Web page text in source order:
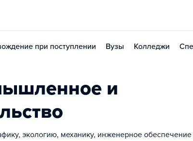
при поступлении Вузы Колледжи
и
экологию, механику, инженерное обеспечение